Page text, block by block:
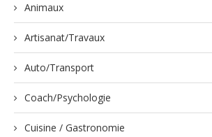
Animaux
Artisanat/Travaux
Auto/Transport
Coach/Psychologie
Cuisine / Gastronomie